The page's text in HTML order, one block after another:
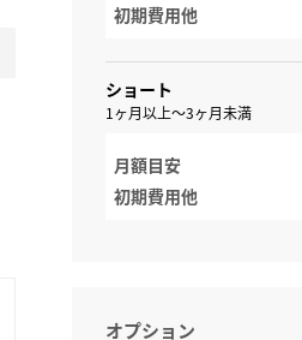
初期費用他
ショート
1ヶ月以上～3ヶ月未満
月額目安
初期費用他
オプション